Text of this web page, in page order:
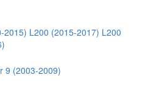
2015) L200 (2015-2017) L200
9 (2003-2009)